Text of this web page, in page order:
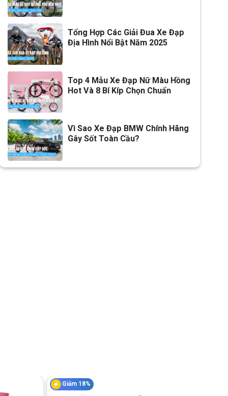
Cọc/cốt yên
Chiều cao phù hợp
Lưu ý
Thông số kỹ thuật có thể sẽ
sản phẩm
Tổng Hợp Các Giải Đua Xe Đạp
Địa Hình Nổi Bật Năm 2025
Top 4 Mẫu Xe Đạp Nữ Màu Hồng
Hot Và 8 Bí Kíp Chọn Chuẩn
Vì Sao Xe Đạp BMW Chính Hãng
Gây Sốt Toàn Cầu?
Giảm 18%